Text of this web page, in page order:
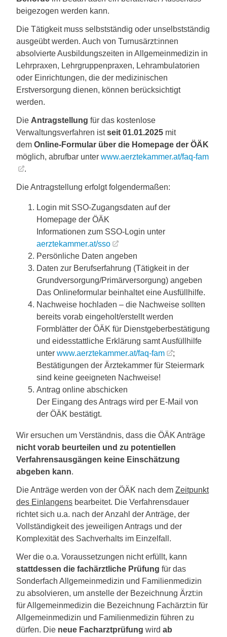
beigezogen werden kann.
Die Tätigkeit muss selbstständig oder unselbstständig
ausgeübt werden. Auch von Turnusärzt:innen
absolvierte Ausbildungszeiten in Allgemeinmedizin in
Lehrpraxen, Lehrgruppenpraxen, Lehrambulatorien
oder Einrichtungen, die der medizinischen
Erstversorgung dienen, können berücksichtigt
werden.
Die Antragstellung für das kostenlose
Verwaltungsverfahren istseit 01.01.2025 mit
dem Online-Formular über die Homepage der ÖÄK
möglich, abrufbar unter www.aerztekammer.at/faq-fam
.
Die Antragstellung erfolgt folgendermaßen:
Login mit SSO-Zugangsdaten auf der
Homepage der ÖÄK
Informationen zum SSO-Login unter
aerztekammer.at/sso
Persönliche Daten angeben
Daten zur Berufserfahrung (Tätigkeit in der
Grundversorgung/Primärversorgung) angeben
Das Onlineformular beinhaltet eine Ausfüllhilfe.
Nachweise hochladen – die Nachweise sollten
bereits vorab eingeholt/erstellt werden
Formblätter der ÖÄK für Dienstgeberbestätigung
und eidesstattliche Erklärung samt Ausfüllhilfe
unter www.aerztekammer.at/faq-fam
;
Bestätigungen der Ärztekammer für Steiermark
sind keine geeigneten Nachweise!
Antrag online abschicken
Der Eingang des Antrags wird per E-Mail von
der ÖÄK bestätigt.
Wir ersuchen um Verständnis, dass die ÖÄK Anträge
nicht vorab beurteilen und zu potentiellen
Verfahrensausgängen keine Einschätzung
abgeben kann.
Die Anträge werden von der ÖÄK nach dem Zeitpunkt
des Einlangens bearbeitet. Die Verfahrensdauer
richtet sich u.a. nach der Anzahl der Anträge, der
Vollständigkeit des jeweiligen Antrags und der
Komplexität des Sachverhalts im Einzelfall.
Wer die o.a. Voraussetzungen nicht erfüllt, kann
stattdessen die fachärztliche Prüfung für das
Sonderfach Allgemeinmedizin und Familienmedizin
zu absolvieren, um anstelle der Bezeichnung Ärzt:in
für Allgemeinmedizin die Bezeichnung Fachärzt:in für
Allgemeinmedizin und Familienmedizin führen zu
dürfen. Die neue Facharztprüfung wird ab